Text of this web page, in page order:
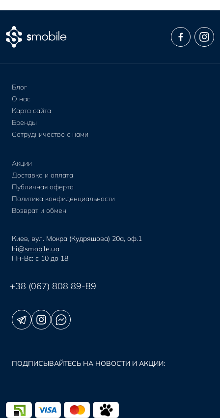
Блог
О нас
Карта сайта
Бренды
Сотрудничество с нами
Акции
Доставка и оплата
Публичная оферта
Политика конфиденциальности
Возврат и обмен
Киев, вул. Мокра (Кудряшова) 20а, оф.1
hi@smobile.ua
Пн-Вс: с 10 до 18
+38 (067) 808 89-89
ПОДПИСЫВАЙТЕСЬ НА НОВОСТИ И АКЦИИ: